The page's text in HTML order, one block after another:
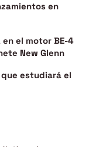
en
el motor BE-4
New Glenn
que estudiará el